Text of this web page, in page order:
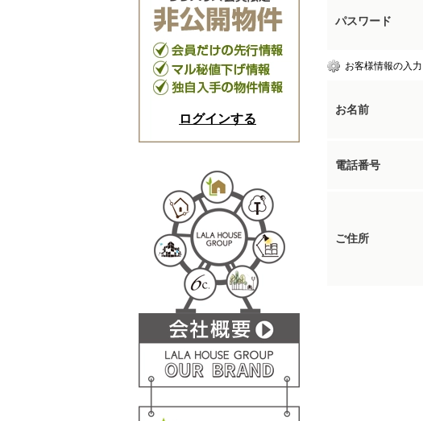
パスワード
お客様情報の入力
お名前
電話番号
ご住所
ログインする